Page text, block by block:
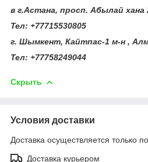
в г.Астана, просп. Абылай хана
Тел: +77715530805
г. Шымкент, Кайтпас-1 м-н ,
Тел: +77758249044
Скрыть
Условия доставки
Доставка осуществляется только
Доставка курьером